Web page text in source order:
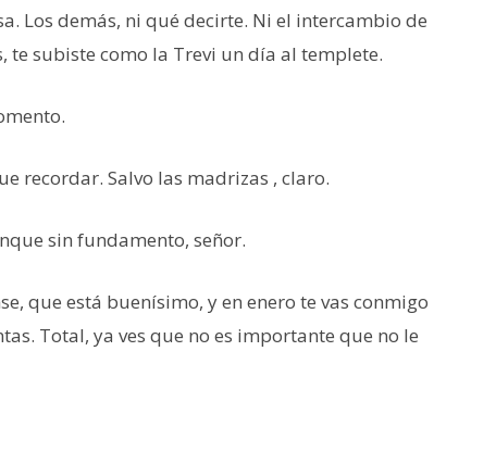
Los demás, ni qué decirte. Ni el intercambio de
te subiste como la Trevi un día al templete.
recordar. Salvo las madrizas , claro.
sin fundamento, señor.
que está buenísimo, y en enero te vas conmigo
Total, ya ves que no es importante que no le